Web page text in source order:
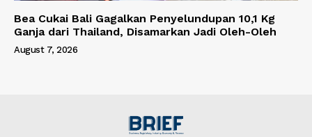
Bea Cukai Bali Gagalkan Penyelundupan 10,1 Kg
Ganja dari Thailand, Disamarkan Jadi Oleh-Oleh
August 7, 2026